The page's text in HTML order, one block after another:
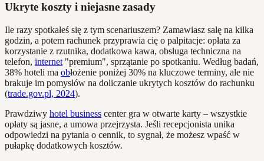
Ukryte koszty i niejasne zasady
Ile razy spotkałeś się z tym scenariuszem? Zamawiasz salę na kilka
godzin, a potem rachunek przyprawia cię o palpitacje: opłata za
korzystanie z rzutnika, dodatkowa kawa, obsługa techniczna na
telefon, internet "premium", sprzątanie po spotkaniu. Według badań,
38% hoteli ma obłożenie poniżej 30% na kluczowe terminy, ale nie
brakuje im pomysłów na doliczanie ukrytych kosztów do rachunku
(trade.gov.pl, 2024).
Prawdziwy hotel business center gra w otwarte karty – wszystkie
opłaty są jasne, a umowa przejrzysta. Jeśli recepcjonista unika
odpowiedzi na pytania o cennik, to sygnał, że możesz wpaść w
pułapkę dodatkowych kosztów.